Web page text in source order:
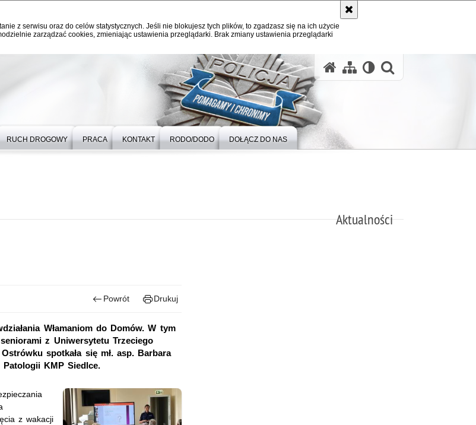
z serwisu oraz do celów statystycznych. Jeśli nie blokujesz tych plików, to zgadzasz się na ich użycie
zarządzać cookies, zmieniając ustawienia przeglądarki. Brak zmiany ustawienia przeglądarki
RUCH DROGOWY PRACA KONTAKT RODO/DODO DOŁĄCZ DO NAS
Aktualności
Powrót Drukuj
Włamaniom do Domów. W tym
z Uniwersytetu Trzeciego
spotkała się mł. asp. Barbara
Patologii KMP Siedlce.
z wakacji